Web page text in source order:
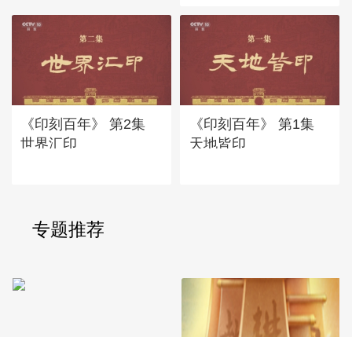
《印刻百年》 第2集
世界汇印
《印刻百年》 第1集
天地皆印
专题推荐